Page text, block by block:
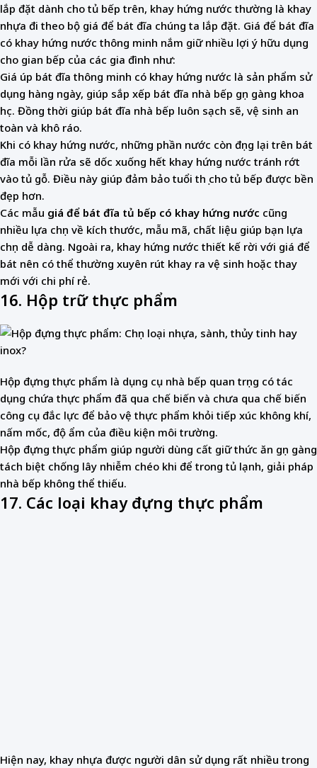
lắp đặt dành cho tủ bếp trên, khay hứng nước thường là khay
nhựa đi theo bộ giá để bát đĩa chúng ta lắp đặt. Giá để bát đĩa
có khay hứng nước thông minh nắm giữ nhiều lợi ý hữu dụng
cho gian bếp của các gia đình như:
Giá úp bát đĩa thông minh có khay hứng nước là sản phẩm sử
dụng hàng ngày, giúp sắp xếp bát đĩa nhà bếp gọn gàng khoa
học. Đồng thời giúp bát đĩa nhà bếp luôn sạch sẽ, vệ sinh an
toàn và khô ráo.
Khi có khay hứng nước, những phần nước còn đọng lại trên bát
đĩa mỗi lần rửa sẽ dốc xuống hết khay hứng nước tránh rớt
vào tủ gỗ. Điều này giúp đảm bảo tuổi thọ cho tủ bếp được bền
đẹp hơn.
Các mẫu giá để bát đĩa tủ bếp có khay hứng nước cũng
nhiều lựa chọn về kích thước, mẫu mã, chất liệu giúp bạn lựa
chọn dễ dàng. Ngoài ra, khay hứng nước thiết kế rời với giá để
bát nên có thể thường xuyên rút khay ra vệ sinh hoặc thay
mới với chi phí rẻ.
16. Hộp trữ thực phẩm
Hộp đựng thực phẩm là dụng cụ nhà bếp quan trọng có tác
dụng chứa thực phẩm đã qua chế biến và chưa qua chế biến
công cụ đắc lực để bảo vệ thực phẩm khỏi tiếp xúc không khí,
nấm mốc, độ ẩm của điều kiện môi trường.
Hộp đựng thực phẩm giúp người dùng cất giữ thức ăn gọn gàng
tách biệt chống lây nhiễm chéo khi để trong tủ lạnh, giải pháp
nhà bếp không thể thiếu.
17. Các loại khay đựng thực phẩm
Hiện nay, khay nhựa được người dân sử dụng rất nhiều trong